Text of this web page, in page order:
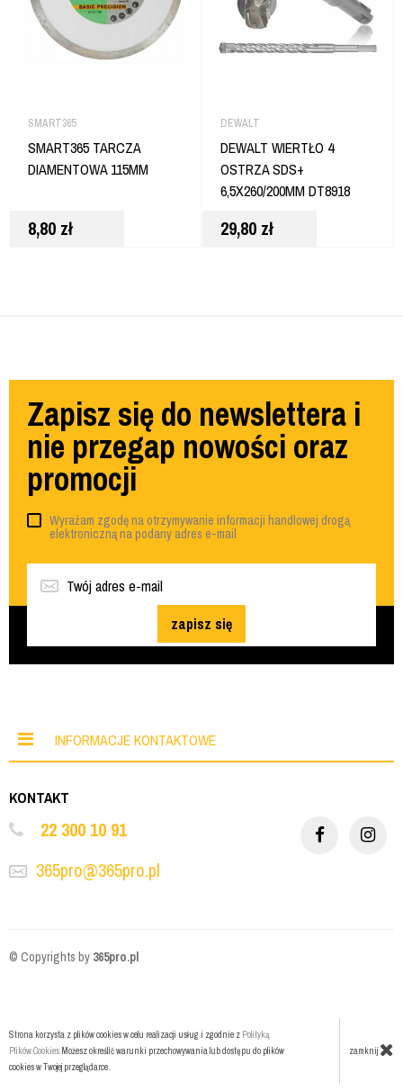
SMART365
SMART365 TARCZA
DIAMENTOWA 115MM
8,80 zł
DEWALT
DEWALT WIERTŁO 4
OSTRZA SDS+
6,5X260/200MM DT8918
29,80 zł
Zapisz się do newslettera i
nie przegap nowości oraz
promocji
Wyrażam zgodę na otrzymywanie informacji handlowej drogą
elektroniczną na podany adres e-mail
zapisz się
INFORMACJE KONTAKTOWE
KONTAKT
22 300 10 91
365pro@365pro.pl
© Copyrights by 365pro.pl
Strona korzysta z plików cookies w celu realizacji usług i zgodnie z Polityką
Plików Cookies Możesz określić warunki przechowywania lub dostępu do plików
cookies w Twojej przeglądarce.
zamknij